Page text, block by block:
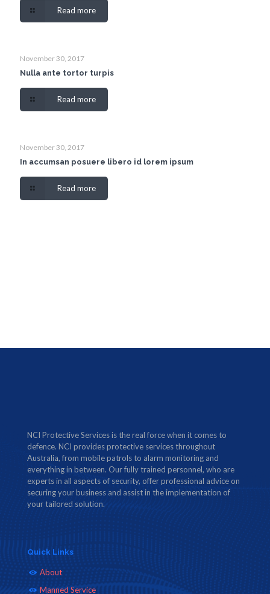
Read more
November 30, 2017
Nulla ante tortor turpis
Read more
November 30, 2017
In accumsan posuere libero id lorem ipsum
Read more
NCI Protective Services is the real force when it comes to
defence. NCI provides protective services throughout
Australia, from mobile patrols to alarm monitoring and
everything in between. Our fully trained personnel, who are
experts in all aspects of security, offer professional advice on
securing your business and assist in the implementation of
your tailored solution.
Quick Links
About
Manned Service